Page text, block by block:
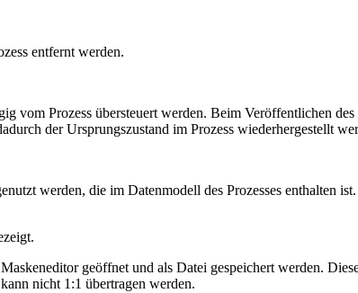
entfernt werden.
vom Prozess übersteuert werden. Beim Veröffentlichen
der Ursprungszustand im Prozess wiederhergestellt
werden, die im Datenmodell des Prozesses enthalten
geöffnet und als Datei gespeichert werden.
nicht 1:1 übertragen werden.